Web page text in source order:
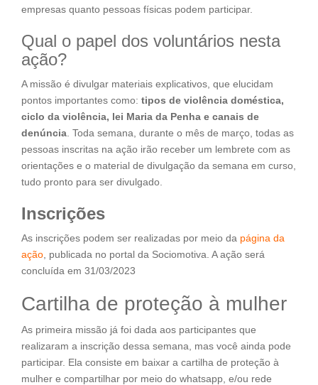
empresas quanto pessoas físicas podem participar.
Qual o papel dos voluntários nesta
ação?
A missão é divulgar materiais explicativos, que elucidam
pontos importantes como: tipos de violência doméstica,
ciclo da violência, lei Maria da Penha e canais de
denúncia . Toda semana, durante o mês de março, todas as
pessoas inscritas na ação irão receber um lembrete com as
orientações e o material de divulgação da semana em curso,
tudo pronto para ser divulgado.
Inscrições
As inscrições podem ser realizadas por meio da página da
ação , publicada no portal da Sociomotiva. A ação será
concluída em 31/03/2023
Cartilha de proteção à mulher
As primeira missão já foi dada aos participantes que
realizaram a inscrição dessa semana, mas você ainda pode
participar. Ela consiste em baixar a cartilha de proteção à
mulher e compartilhar por meio do whatsapp, e/ou rede